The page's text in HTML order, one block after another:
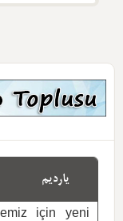
یاردیم
için yeni